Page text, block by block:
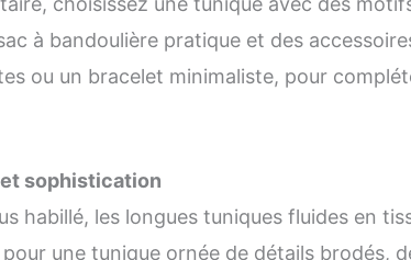
à bandoulière pratique et des
ou un bracelet minimaliste, pour
sophistication
habillé, les longues tuniques fluides en
une tunique ornée de détails brodés,